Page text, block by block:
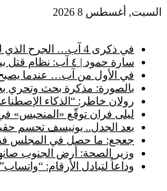
السبت, أغسطس 8 2026
في ذكرى 4 آب… الجرح الذي لم يُسمح له أن يلتئم
سارة حمود | ٤ آب: نظام قتل بيروت بالإهمال يواصل خنقها بالإفلات من العقاب
في الأول من آب… عندما
بالصورة: مذكرة بحث وتحري
رولان خاطر: “الذكاء
ليلى فران توقّع «المنحبس» في
بعد الجدل.. يونيسف تحسم
جعجع: ما حصل في المجلس
وزير الصحة: أرض الجنوب
وداعاً لتبادل الأرقام: